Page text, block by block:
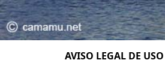
AVISO LEGAL DE